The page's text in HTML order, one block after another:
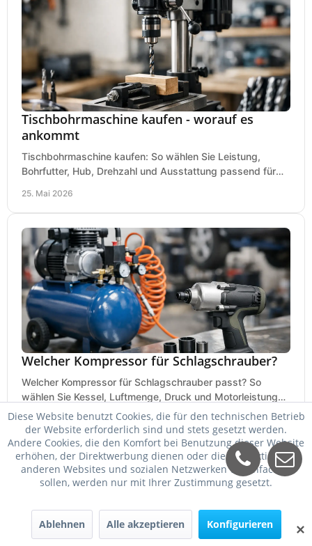
Tischbohrmaschine kaufen - worauf es
ankommt
Tischbohrmaschine kaufen: So wählen Sie Leistung,
Bohrfutter, Hub, Drehzahl und Ausstattung passend für
25. Mai 2026
Welcher Kompressor für Schlagschrauber?
Welcher Kompressor für Schlagschrauber passt? So
wählen Sie Kessel, Luftmenge, Druck und Motorleistung
passend für Werkstatt, Reifenwechsel.
23. Mai 2026
✕
Diese Website benutzt Cookies, die für den technischen Betrieb
der Website erforderlich sind und stets gesetzt werden.
Andere Cookies, die den Komfort bei Benutzung dieser Website
erhöhen, der Direktwerbung dienen oder die Interaktion mit
anderen Websites und sozialen Netzwerken vereinfachen
sollen, werden nur mit Ihrer Zustimmung gesetzt.
Ablehnen Alle akzeptieren Konfigurieren